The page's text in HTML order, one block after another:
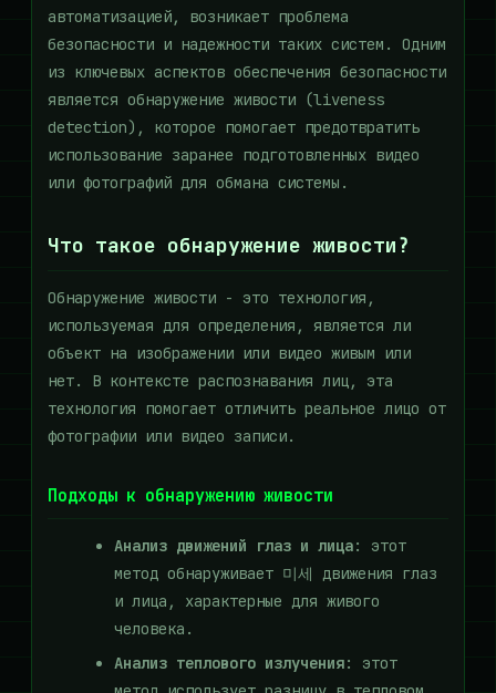
автоматизацией, возникает проблема
безопасности и надежности таких систем. Одним
из ключевых аспектов обеспечения безопасности
является обнаружение живости (liveness
detection), которое помогает предотвратить
использование заранее подготовленных видео
или фотографий для обмана системы.
Что такое обнаружение живости?
Обнаружение живости - это технология,
используемая для определения, является ли
объект на изображении или видео живым или
нет. В контексте распознавания лиц, эта
технология помогает отличить реальное лицо от
фотографии или видео записи.
Подходы к обнаружению живости
Анализ движений глаз и лица: этот
метод обнаруживает 미세 движения глаз
и лица, характерные для живого
человека.
Анализ теплового излучения: этот